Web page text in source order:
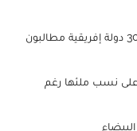
تأشيرة الدخول للولايات المتحدة: مواطنو 30 دولة إفريقية مطالبون
نسب ملئها رغم